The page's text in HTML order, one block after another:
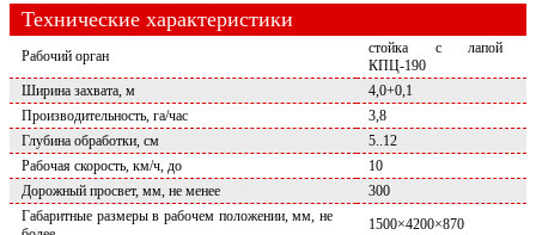
Технические характеристики
Рабочий орган
стойка с лапой
КПЦ-190
Ширина захвата, м
4,0+0,1
Производительность, га/час
3,8
Глубина обработки, см
5..12
Рабочая скорость, км/ч, до
10
Дорожный просвет, мм, не менее
300
Габаритные размеры в рабочем положении, мм, не
1500×4200×870